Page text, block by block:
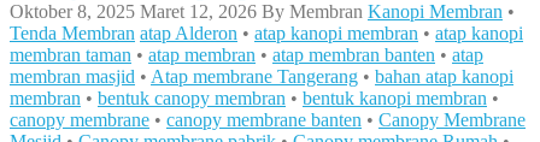
Oktober 8, 2025 Maret 12, 2026 By Membran Kanopi Membran •
Tenda Membran atap Alderon • atap kanopi membran • atap kanopi
membran taman • atap membran • atap membran banten • atap
membran masjid • Atap membrane Tangerang • bahan atap kanopi
membran • bentuk canopy membran • bentuk kanopi membran •
canopy membrane • canopy membrane banten • Canopy Membrane